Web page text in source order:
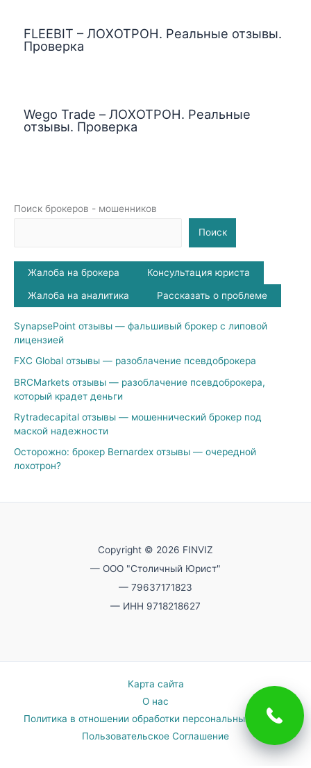
Поиск брокеров - мошенников
Поиск
Жалоба на брокера Консультация юриста
Жалоба на аналитика Рассказать о проблеме
SynapsePoint отзывы — фальшивый брокер с липовой
лицензией
FXC Global отзывы — разоблачение псевдоброкера
BRCMarkets отзывы — разоблачение псевдоброкера,
который крадет деньги
Rytradecapital отзывы — мошеннический брокер под
маской надежности
Осторожно: брокер Bernardex отзывы — очередной
лохотрон?
FLEEBIT – ЛОХОТРОН. Реальные отзывы.
Проверка
Wego Trade – ЛОХОТРОН. Реальные
отзывы. Проверка
Copyright © 2026 FINVIZ
— ООО "Столичный Юрист"
— 79637171823
— ИНН 9718218627
Карта сайта
О нас
Политика в отношении обработки персональных данных
Пользовательское Соглашение